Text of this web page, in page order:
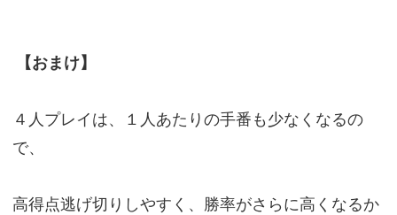
【おまけ】
４人プレイは、１人あたりの手番も少なくなるの
で、
高得点逃げ切りしやすく、勝率がさらに高くなるか